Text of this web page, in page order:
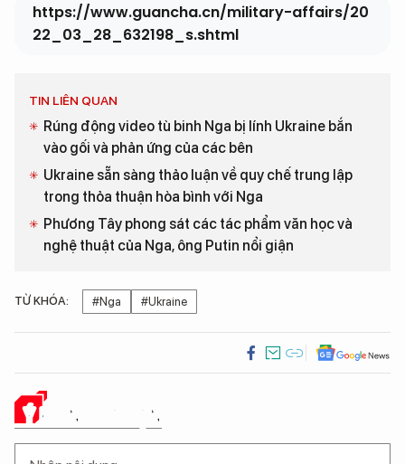
https://www.guancha.cn/military-affairs/20
22_03_28_632198_s.shtml
TIN LIÊN QUAN
Rúng động video tù binh Nga bị lính Ukraine bắn
vào gối và phản ứng của các bên
Ukraine sẵn sàng thảo luận về quy chế trung lập
trong thỏa thuận hòa bình với Nga
Phương Tây phong sát các tác phẩm văn học và
nghệ thuật của Nga, ông Putin nổi giận
TỪ KHÓA: #Nga #Ukraine
Ý KIẾN CỦA BẠN